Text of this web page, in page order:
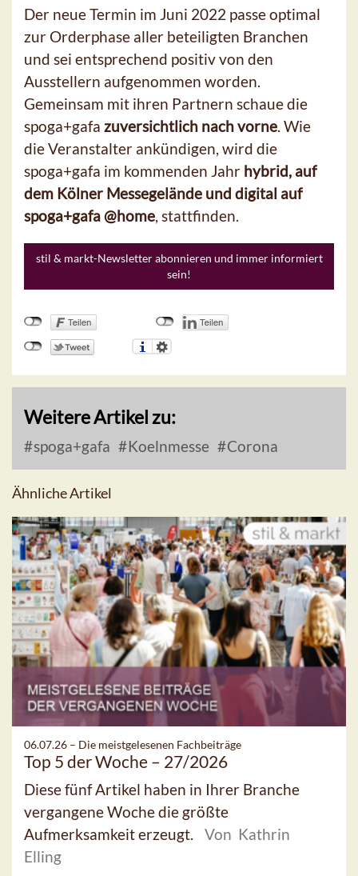
Der neue Termin im Juni 2022 passe optimal
zur Orderphase aller beteiligten Branchen
und sei entsprechend positiv von den
Ausstellern aufgenommen worden.
Gemeinsam mit ihren Partnern schaue die
spoga+gafa zuversichtlich nach vorne. Wie
die Veranstalter ankündigen, wird die
spoga+gafa im kommenden Jahr hybrid, auf
dem Kölner Messegelände und digital auf
spoga+gafa @home, stattfinden.
stil & markt-Newsletter abonnieren und immer informiert
sein!
Weitere Artikel zu:
spoga+gafa Koelnmesse Corona
Ähnliche Artikel
06.07.26 – Die meistgelesenen Fachbeiträge
Top 5 der Woche – 27/2026
Diese fünf Artikel haben in Ihrer Branche
vergangene Woche die größte
Aufmerksamkeit erzeugt.
Von Kathrin
Elling